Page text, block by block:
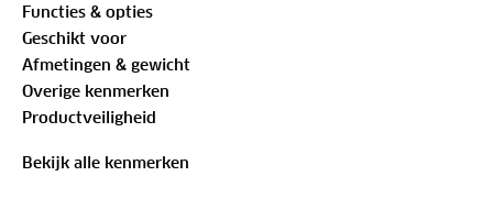
niet alleen aan de buitenkant, maar ook op
verborgen plaatsen schoon en verzorgd.
De borstel ligt prettig in de hand en biedt goede
controle tijdens het schoonmaken. Dit zorgt voor
een nauwkeurige en comfortabele reiniging, zonder
onnodige inspanning. De microvezelstructuur neemt
Functies & opties
Geschikt voor
Afmetingen & gewicht
Overige kenmerken
Productveiligheid
Bekijk alle kenmerken